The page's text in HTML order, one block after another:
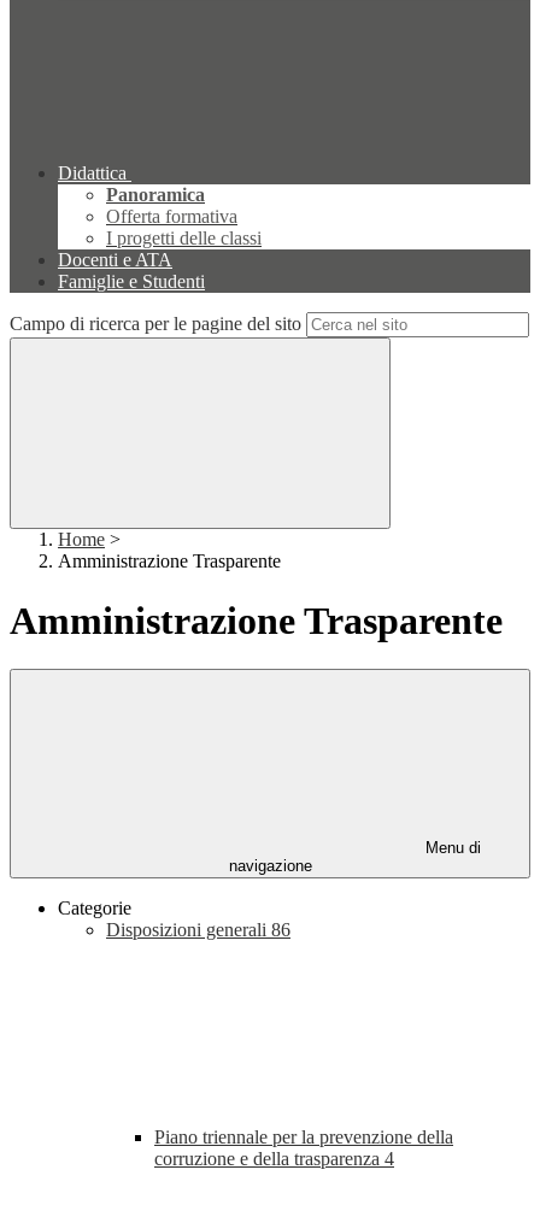
Didattica
Panoramica
Offerta formativa
I progetti delle classi
Docenti e ATA
Famiglie e Studenti
Campo di ricerca per le pagine del sito
Home >
Amministrazione Trasparente
Amministrazione Trasparente
Menu di
navigazione
Categorie
Disposizioni generali 86
Piano triennale per la prevenzione della
corruzione e della trasparenza 4